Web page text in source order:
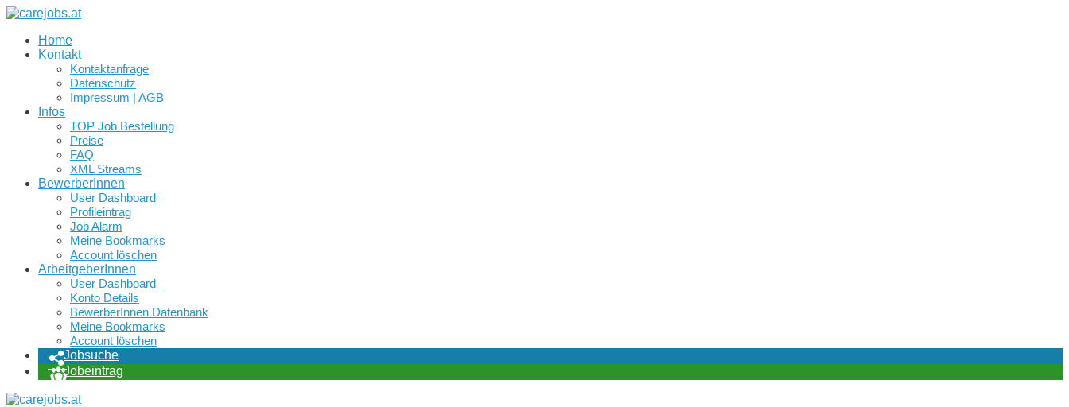
Home
Kontakt
Kontaktanfrage
Datenschutz
Impressum | AGB
Infos
TOP Job Bestellung
Preise
FAQ
XML Streams
BewerberInnen
User Dashboard
Profileintrag
Job Alarm
Meine Bookmarks
Account löschen
ArbeitgeberInnen
User Dashboard
Konto Details
BewerberInnen Datenbank
Meine Bookmarks
Account löschen
Jobsuche
Jobeintrag